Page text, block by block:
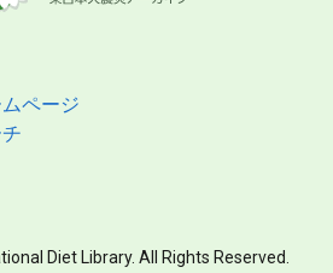
ページ
Diet Library. All Rights Reserved.